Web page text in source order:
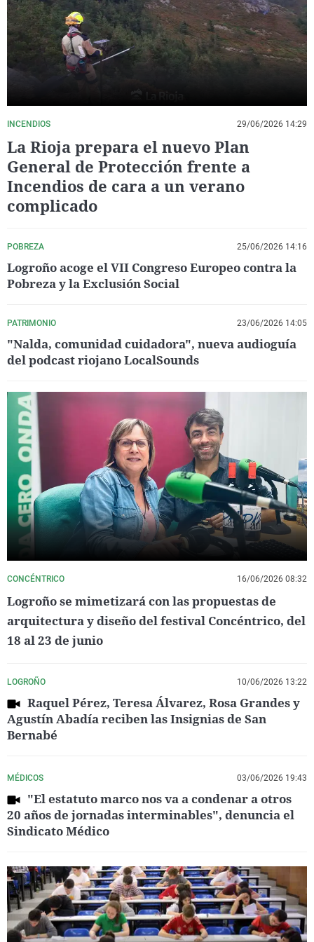
La rosa de los vientos
Gente viajera
Como el perro y el
Caso
Retornados
Equipo de
Extremadura
Galicia
La Rioja
País Vasco
Virales
Televisión
Elecciones
INCENDIOS 29/06/2026 14:29
La Rioja prepara el nuevo Plan
General de Protección frente a
Incendios de cara a un verano
complicado
POBREZA 25/06/2026 14:16
Logroño acoge el VII Congreso Europeo contra la
Pobreza y la Exclusión Social
PATRIMONIO 23/06/2026 14:05
"Nalda, comunidad cuidadora", nueva audioguía
del podcast riojano LocalSounds
CONCÉNTRICO 16/06/2026 08:32
Logroño se mimetizará con las propuestas de
arquitectura y diseño del festival Concéntrico, del
18 al 23 de junio
LOGROÑO 10/06/2026 13:22
Raquel Pérez, Teresa Álvarez, Rosa Grandes y
Agustín Abadía reciben las Insignias de San
Bernabé
MÉDICOS 03/06/2026 19:43
"El estatuto marco nos va a condenar a otros
20 años de jornadas interminables", denuncia el
Sindicato Médico